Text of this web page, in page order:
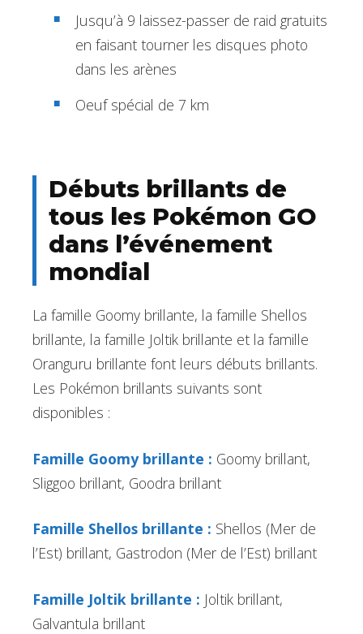
Jusqu’à 9 laissez-passer de raid gratuits
en faisant tourner les disques photo
dans les arènes
Oeuf spécial de 7 km
Débuts brillants de
tous les Pokémon GO
dans l’événement
mondial
La famille Goomy brillante, la famille Shellos
brillante, la famille Joltik brillante et la famille
Oranguru brillante font leurs débuts brillants.
Les Pokémon brillants suivants sont
disponibles :
Famille Goomy brillante : Goomy brillant,
Sliggoo brillant, Goodra brillant
Famille Shellos brillante : Shellos (Mer de
l’Est) brillant, Gastrodon (Mer de l’Est) brillant
Famille Joltik brillante : Joltik brillant,
Galvantula brillant